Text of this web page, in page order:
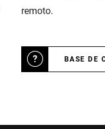
remoto.
BASE DE